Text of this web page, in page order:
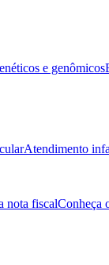
e genômicos
Atendimento
nota fiscalConheça